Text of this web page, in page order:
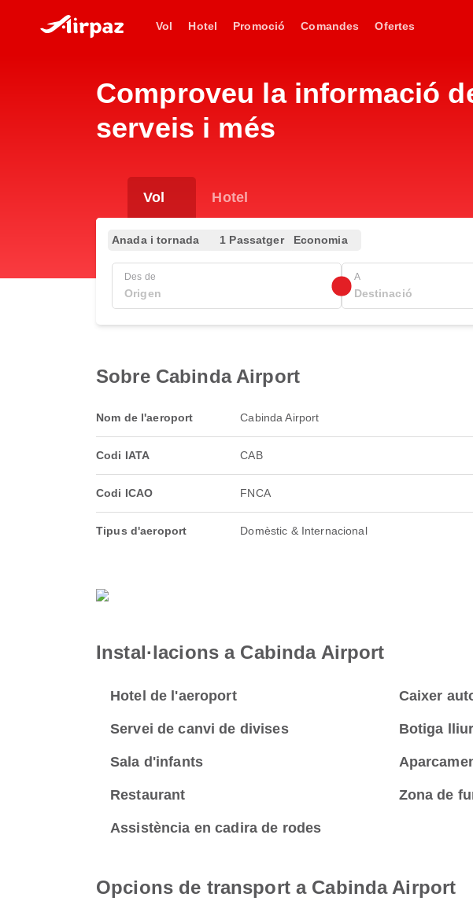
Vol Hotel Promoció Comandes Ofertes
Comproveu la informació
serveis i més
Vol Hotel
Anada i tornada 1 Passatger Economia
Des de A
Sobre Cabinda Airport
Nom de l'aeroport Cabinda Airport
Codi IATA CAB
Codi ICAO FNCA
Tipus d'aeroport Domèstic & Internacional
Instal·lacions a Cabinda Airport
Hotel de l'aeroport Caixer
Servei de canvi de divises Botiga
Sala d'infants
Restaurant Zona de
Assistència en cadira de rodes
Opcions de transport a Cabinda Airport